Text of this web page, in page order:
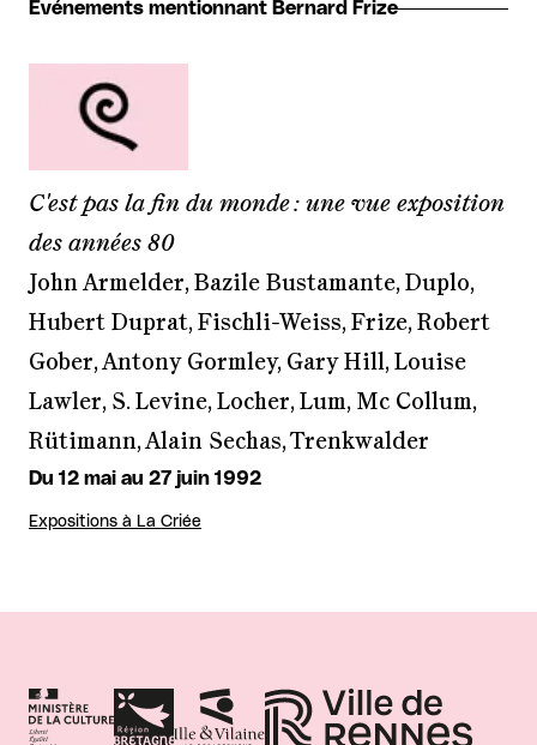
Événements mentionnant Bernard Frize
C'est pas la fin du monde : une vue exposition
des années 80
John Armelder, Bazile Bustamante, Duplo,
Hubert Duprat, Fischli-Weiss, Frize, Robert
Gober, Antony Gormley, Gary Hill, Louise
Lawler, S. Levine, Locher, Lum, Mc Collum,
Rütimann, Alain Sechas, Trenkwalder
Du 12 mai au 27 juin 1992
Expositions à La Criée